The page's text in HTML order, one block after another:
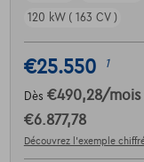
120 kW ( 163 CV )
€25.550 1
Dès €490,28/mois
€6.877,78
Découvrez l’exemple